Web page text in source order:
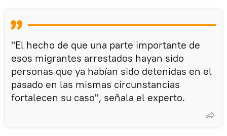
"El hecho de que una parte importante de
esos migrantes arrestados hayan sido
personas que ya habían sido detenidas en el
pasado en las mismas circunstancias
fortalecen su caso", señala el experto.